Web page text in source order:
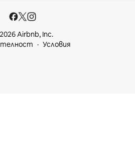
Airbnb, Inc.
Условия